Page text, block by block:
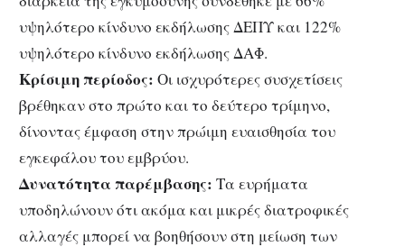
υψηλότερο κίνδυνο εκδήλωσης ΔΕΠΥ και 122%
υψηλότερο κίνδυνο εκδήλωσης ΔΑΦ.
Κρίσιμη περίοδος: Οι ισχυρότερες συσχετίσεις
βρέθηκαν στο πρώτο και το δεύτερο τρίμηνο,
δίνοντας έμφαση στην πρώιμη ευαισθησία του
εγκεφάλου του εμβρύου.
Δυνατότητα παρέμβασης: Τα ευρήματα
υποδηλώνουν ότι ακόμα και μικρές διατροφικές
αλλαγές μπορεί να βοηθήσουν στη μείωση των